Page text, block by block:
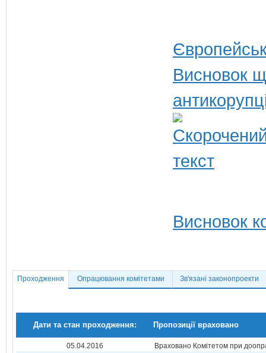
Висновок
Висновок
Проходження Опрацювання комітетами Зв'язані законопроекти
Дати та стан проходження: Пропозиції враховано
05.04.2016
Враховано Комітетом при